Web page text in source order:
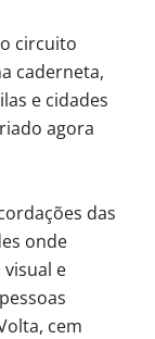
circuito
caderneta,
e cidades
agora
das
onde
e
cem